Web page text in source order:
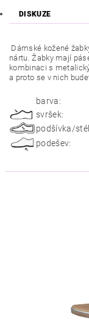
DISKUZE
Dámské kožené
nártu. Žabky mají
kombinaci s
a proto se v nich
barva:
svršek:
podšívka/
podešev: